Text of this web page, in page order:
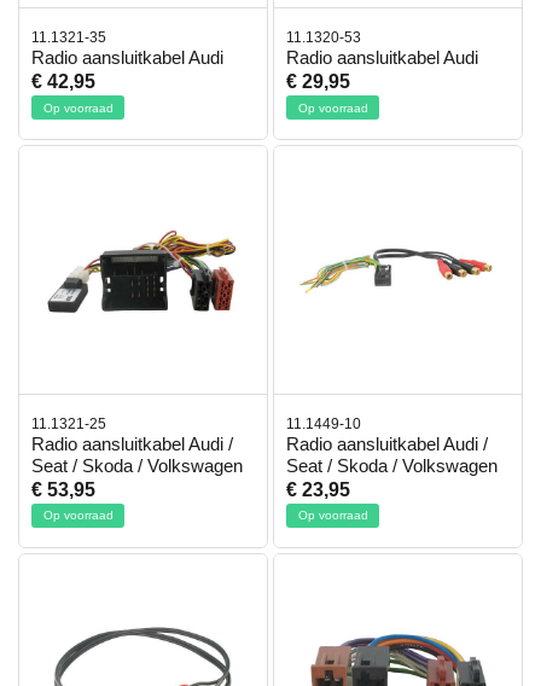
11.1321-35
Radio aansluitkabel Audi
€ 42,95
Op voorraad
11.1320-53
Radio aansluitkabel Audi
€ 29,95
Op voorraad
11.1321-25
Radio aansluitkabel Audi /
Seat / Skoda / Volkswagen
€ 53,95
Op voorraad
11.1449-10
Radio aansluitkabel Audi /
Seat / Skoda / Volkswagen
€ 23,95
Op voorraad